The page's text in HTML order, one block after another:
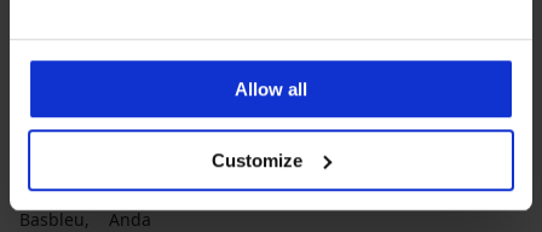
Allow all
Customize
Populairste merken
Basbleu
Anda